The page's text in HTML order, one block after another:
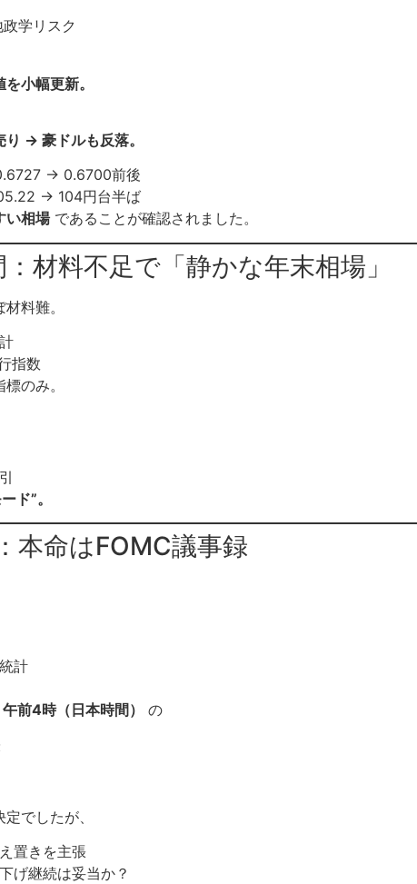
学リスク
小幅更新。
→ 豪ドルも反落。
→ 0.6700前後
→ 104円台半ば
い相場であることが確認されました。
材料不足で「静かな年末相場」
料難。
指数
のみ。
ド”。
本命はFOMC議事録
計
前4時（日本時間）
の
でしたが、
置きを主張
げ継続は妥当か？